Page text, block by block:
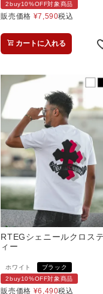
2buy10%OFF対象商品
販売価格 ¥7,590税込
カートに入れる
RTEGシェニールクロステ
ィー
ホワイト
ブラック
2buy10%OFF対象商品
販売価格 ¥6,490税込